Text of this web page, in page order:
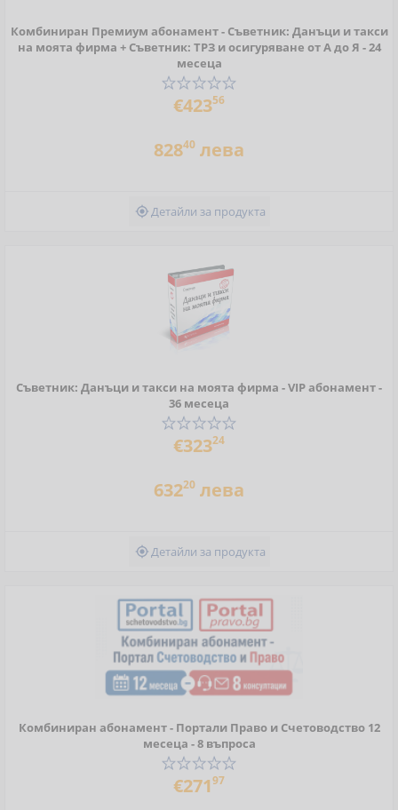
Комбиниран Премиум абонамент - Съветник: Данъци и такси
на моята фирма + Съветник: ТРЗ и осигуряване от А до Я - 24
месеца
€42356
82840 лева
Детайли за продукта
Съветник: Данъци и такси на моята фирма - VIP абонамент -
36 месеца
€32324
63220 лева
Детайли за продукта
Комбиниран абонамент - Портали Право и Счетоводство 12
месеца - 8 въпроса
€27197